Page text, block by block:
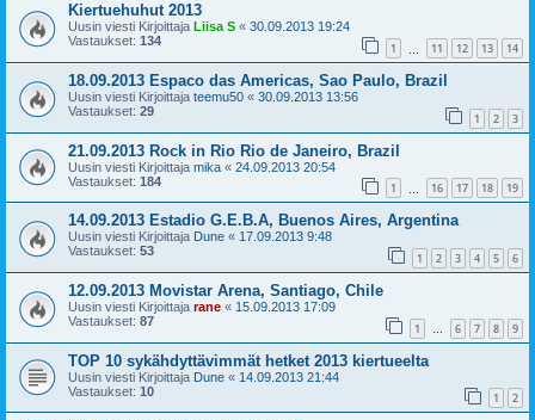
Kiertuehuhut 2013
Uusin viesti Kirjoittaja Liisa S « 30.09.2013 19:24
Vastaukset: 134 1 11 12 13 14
18.09.2013 Espaco das Americas, Sao Paulo, Brazil
Uusin viesti Kirjoittaja teemu50 « 30.09.2013 13:56
Vastaukset: 29 1 2 3
21.09.2013 Rock in Rio Rio de Janeiro, Brazil
Uusin viesti Kirjoittaja mika « 24.09.2013 20:54
Vastaukset: 184 1 16 17 18 19
14.09.2013 Estadio G.E.B.A, Buenos Aires, Argentina
Uusin viesti Kirjoittaja Dune « 17.09.2013 9:48
Vastaukset: 53 1 2 3 4 5 6
12.09.2013 Movistar Arena, Santiago, Chile
Uusin viesti Kirjoittaja rane « 15.09.2013 17:09
Vastaukset: 87 1 … 6 7 8 9
TOP 10 sykähdyttävimmät hetket 2013 kiertueelta
Uusin viesti Kirjoittaja Dune « 14.09.2013 21:44
Vastaukset: 10 1 2